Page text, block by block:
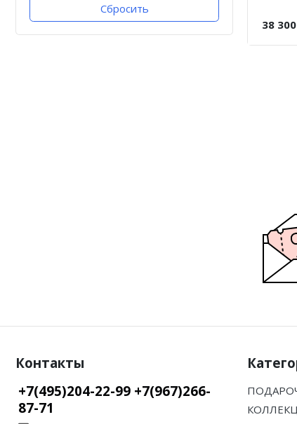
Сбросить
38
Контакты
+7(495)204-22-99 +7(967)266-
87-71